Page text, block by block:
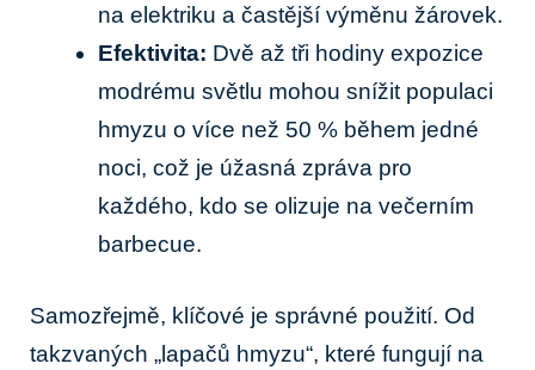
na elektriku a častější výměnu žárovek.
Efektivita: Dvě až tři hodiny expozice
modrému světlu mohou snížit populaci
hmyzu o více než 50 % během jedné
noci, což je úžasná zpráva pro
každého, kdo se olizuje na večerním
barbecue.
Samozřejmě, klíčové je správné použití. Od
takzvaných „lapačů hmyzu“, které fungují na